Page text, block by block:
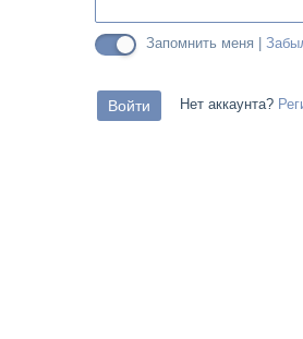
Запомнить меня |
Нет аккаунта?